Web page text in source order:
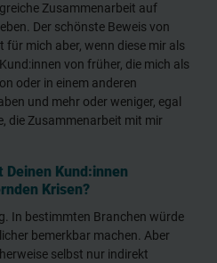
Zusammenarbeit auf
Der schönste Beweis von
für mich aber, wenn diese mir als
von früher, die mich als
oder in einem anderen
und mehr oder weniger, egal
die Zusammenarbeit mit mir
Kund:innen
Krisen?
In bestimmten Branchen würde
bemerkbar machen. Aber
selbst nur indirekt